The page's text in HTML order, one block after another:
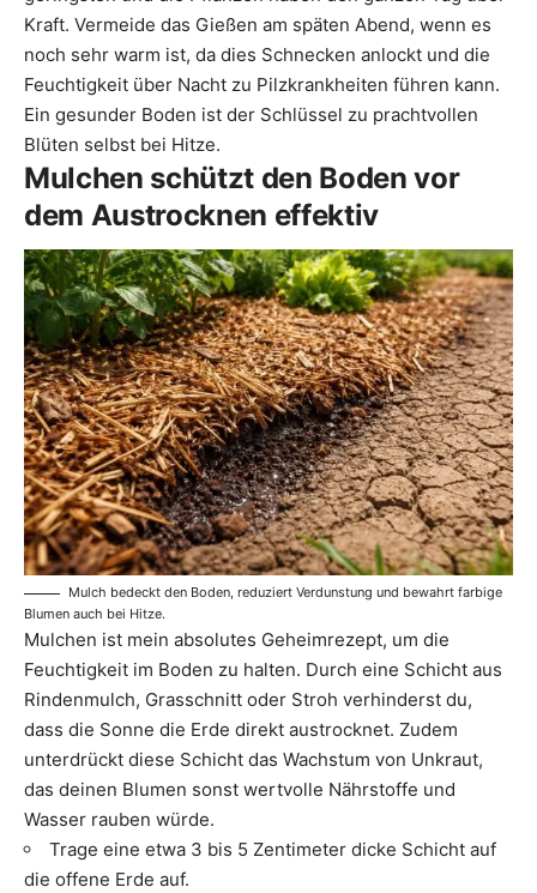
Kraft. Vermeide das Gießen am späten Abend, wenn es
noch sehr warm ist, da dies Schnecken anlockt und die
Feuchtigkeit über Nacht zu Pilzkrankheiten führen kann.
Ein gesunder Boden ist der Schlüssel zu prachtvollen
Blüten selbst bei Hitze.
Mulchen schützt den Boden vor
dem Austrocknen effektiv
Mulch bedeckt den Boden, reduziert Verdunstung und bewahrt farbige
Blumen auch bei Hitze.
Mulchen ist mein absolutes Geheimrezept, um die
Feuchtigkeit im Boden zu halten. Durch eine Schicht aus
Rindenmulch, Grasschnitt oder Stroh verhinderst du,
dass die Sonne die Erde direkt austrocknet. Zudem
unterdrückt diese Schicht das Wachstum von Unkraut,
das deinen Blumen sonst wertvolle Nährstoffe und
Wasser rauben würde.
Trage eine etwa 3 bis 5 Zentimeter dicke Schicht auf
die offene Erde auf.